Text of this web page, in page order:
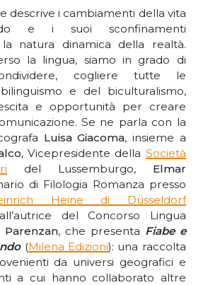
descrive i cambiamenti della vita
e i suoi sconfinamenti
natura dinamica della realtà.
la lingua, siamo in grado di
cogliere tutte le
e del biculturalismo,
e opportunità per creare
Se ne parla con la
Luisa Giacoma, insieme a
, Vicepresidente della Società
del Lussemburgo, Elmar
di Filologia Romanza presso
Heine di Düsseldorf
del Concorso Lingua
Parenzan, che presenta Fiabe e
(Milena Edizioni): una raccolta
da universi geografici e
a cui hanno collaborato altre